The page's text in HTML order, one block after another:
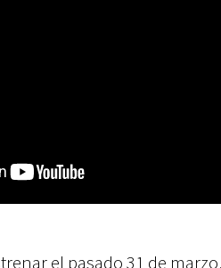
el pasado 31 de